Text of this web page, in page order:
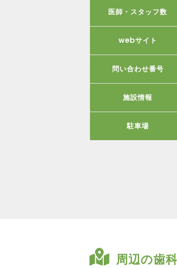
医師・スタッフ数
webサイト
問い合わせ番号
施設情報
駐車場
周辺の歯